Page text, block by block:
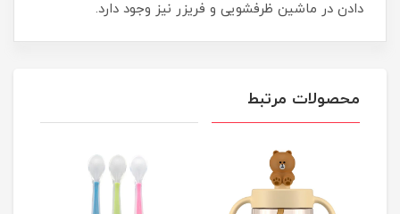
دادن در ماشین ظرفشویی و فریزر نیز وجود دارد.
محصولات مرتبط